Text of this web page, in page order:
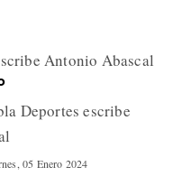
Antonio Abascal
Deportes escribe
05 Enero 2024